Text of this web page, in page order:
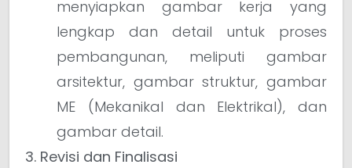
menyiapkan gambar kerja yang
lengkap dan detail untuk proses
pembangunan, meliputi gambar
arsitektur, gambar struktur, gambar
ME (Mekanikal dan Elektrikal), dan
gambar detail.
3. Revisi dan Finalisasi